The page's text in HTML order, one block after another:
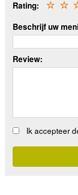
Rating: ☆
☆
Beschrijf uw
Review:
Ik accepteer